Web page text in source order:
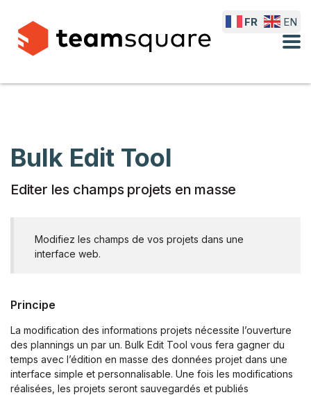
Bulk Edit Tool
Editer les champs projets en masse
Modifiez les champs de vos projets dans une
interface web.
Principe
La modification des informations projets nécessite l’ouverture
des plannings un par un. Bulk Edit Tool vous fera gagner du
temps avec l’édition en masse des données projet dans une
interface simple et personnalisable. Une fois les modifications
réalisées, les projets seront sauvegardés et publiés
FR EN